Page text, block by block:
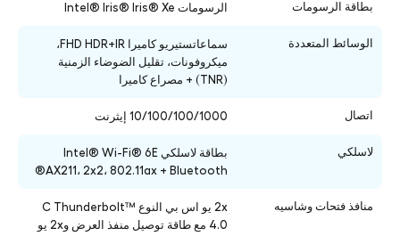
بطاقة الرسومات الرسومات Intel® Iris® Iris® Xe
الوسائط المتعددة
سماعاتستيريو كاميرا FHD HDR+IR،
ميكروفونات، تقليل الضوضاء الزمنية
(TNR) + مصراع كاميرا
اتصال 10/100/100/1000 إيثرنت
لاسلكي
بطاقة لاسلكي Intel® Wi-Fi® 6E
AX211، 2x2، 802.11ax + Bluetooth®
منافذ فتحات وشاسيه
2x يو اس بي النوع C Thunderbolt™
4.0 مع طاقة توصيل منفذ العرض و2x يو